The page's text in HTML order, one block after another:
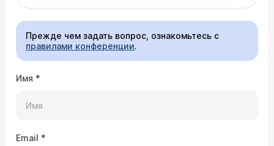
Прежде чем задать вопрос, ознакомьтесь с
правилами конференции.
Имя *
Email *